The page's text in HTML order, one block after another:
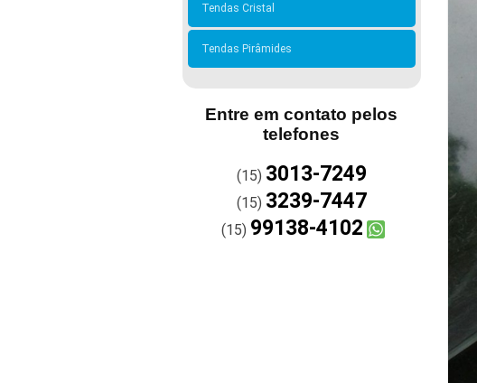
Tendas Cristal
Tendas Pirâmides
Entre em contato pelos
telefones
(15) 3013-7249
(15) 3239-7447
(15) 99138-4102